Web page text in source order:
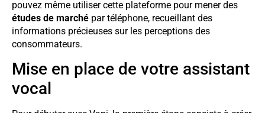
pouvez même utiliser cette plateforme pour mener des
études de marché par téléphone, recueillant des
informations précieuses sur les perceptions des
consommateurs.
Mise en place de votre assistant
vocal